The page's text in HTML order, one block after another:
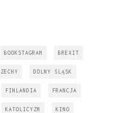
BOOKSTAGRAM BREXIT
DOLNY ŚLĄSK
FINLANDIA FRANCJA
KATOLICYZM KINO